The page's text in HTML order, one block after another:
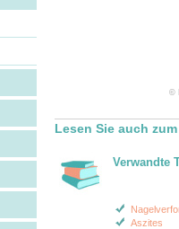
©
Lesen Sie auch
Verwandte
Aszites